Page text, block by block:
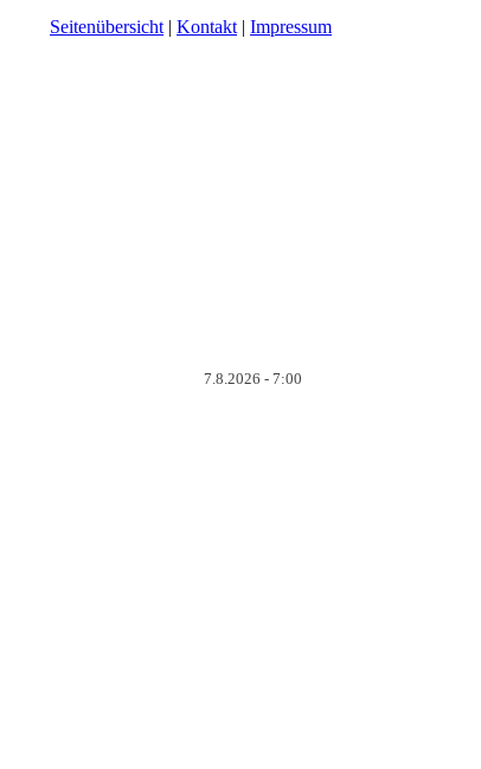
Seitenübersicht |Kontakt |Impressum
7.8.2026 - 7:00